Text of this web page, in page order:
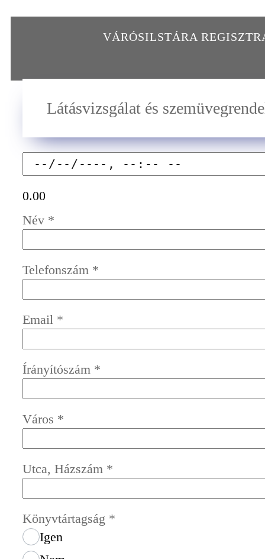
VÁRÓSILSTÁRA
Látásvizsgálat és
0.00
Név *
Telefonszám *
Email *
Írányítószám *
Város *
Utca, Házszám *
Könyvtártagság *
Igen